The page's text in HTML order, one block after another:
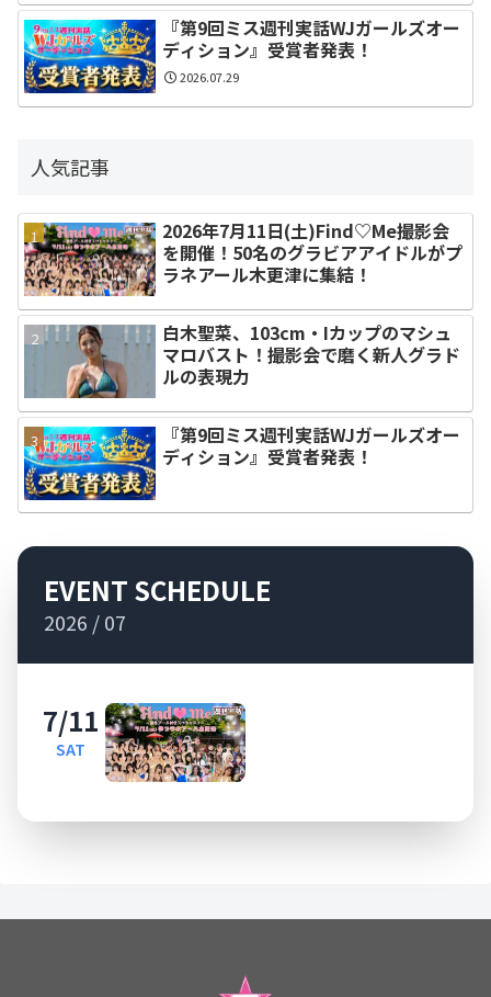
『第9回ミス週刊実話WJガールズオー
ディション』受賞者発表！
2026.07.29
人気記事
2026年7月11日(土)Find♡Me撮影会
を開催！50名のグラビアアイドルがプ
ラネアール木更津に集結！
白木聖菜、103cm・Iカップのマシュ
マロバスト！撮影会で磨く新人グラド
ルの表現力
『第9回ミス週刊実話WJガールズオー
ディション』受賞者発表！
EVENT SCHEDULE
2026 / 07
7/11
SAT